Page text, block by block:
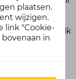
een stevige
rustig voelt?
chocolademelk
een nieuw
jezelf.
plaatsen.
wijzigen.
link "Cookie-
in